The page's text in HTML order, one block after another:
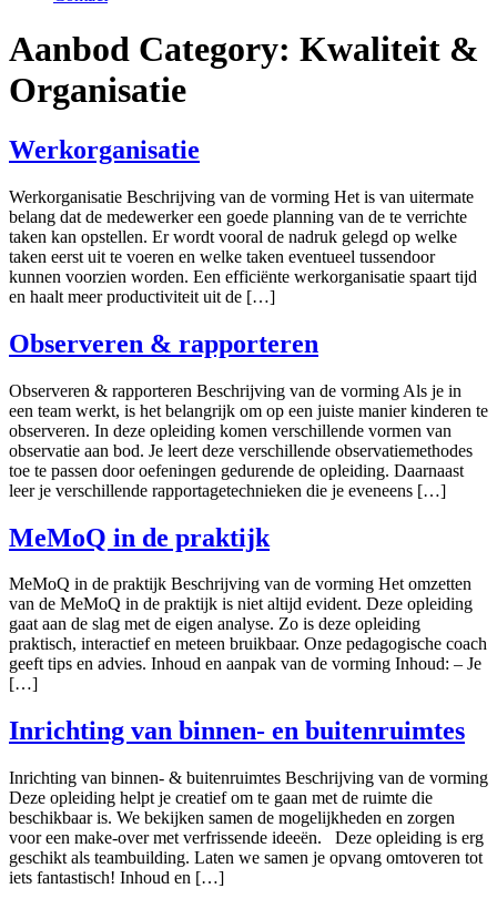
Aanbod Category: Kwaliteit &
Organisatie
Werkorganisatie
Werkorganisatie Beschrijving van de vorming Het is van uitermate
belang dat de medewerker een goede planning van de te verrichte
taken kan opstellen. Er wordt vooral de nadruk gelegd op welke
taken eerst uit te voeren en welke taken eventueel tussendoor
kunnen voorzien worden. Een efficiënte werkorganisatie spaart tijd
en haalt meer productiviteit uit de […]
Observeren & rapporteren
Observeren & rapporteren Beschrijving van de vorming Als je in
een team werkt, is het belangrijk om op een juiste manier kinderen te
observeren. In deze opleiding komen verschillende vormen van
observatie aan bod. Je leert deze verschillende observatiemethodes
toe te passen door oefeningen gedurende de opleiding. Daarnaast
leer je verschillende rapportagetechnieken die je eveneens […]
MeMoQ in de praktijk
MeMoQ in de praktijk Beschrijving van de vorming Het omzetten
van de MeMoQ in de praktijk is niet altijd evident. Deze opleiding
gaat aan de slag met de eigen analyse. Zo is deze opleiding
praktisch, interactief en meteen bruikbaar. Onze pedagogische coach
geeft tips en advies. Inhoud en aanpak van de vorming Inhoud: – Je
[…]
Inrichting van binnen- en buitenruimtes
Inrichting van binnen- & buitenruimtes Beschrijving van de vorming
Deze opleiding helpt je creatief om te gaan met de ruimte die
beschikbaar is. We bekijken samen de mogelijkheden en zorgen
voor een make-over met verfrissende ideeën. Deze opleiding is erg
geschikt als teambuilding. Laten we samen je opvang omtoveren tot
iets fantastisch! Inhoud en […]